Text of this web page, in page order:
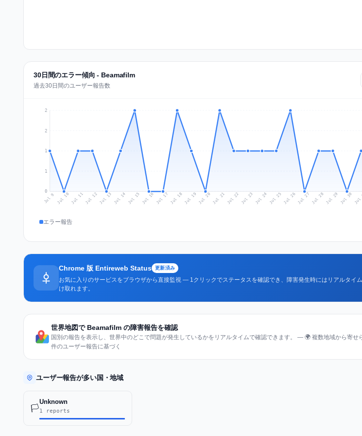
30日間のエラー傾向 - Beamafilm
過去30日間のユーザー報告数
0
1
1
2
2
Jul 9 Jul 10 Jul 11Jul 12Jul 13 Jul 14 Jul 15 Jul 16 Jul 17 Jul 18Jul 19 Jul 20 Jul 21 Jul 22 Jul 23 Jul 24 Jul 25 Jul 26Jul 27 Jul 28Jul 29 Jul 30
エラー報告
Chrome 版 Entireweb Status 更新済み
お気に入りのサービスをブラウザから直接監視 — 1クリックでステータスを確認でき、障害発生時にはリアルタイ
け取れます。
世界地図で Beamafilm の障害報告を確認
国別の報告を表示し、世界中のどこで問題が発生しているかをリアルタイムで確認できます。 — 🌍 複数地域から寄せ
件のユーザー報告に基づく
ユーザー報告が多い国・地域
🏳️
Unknown
1 reports